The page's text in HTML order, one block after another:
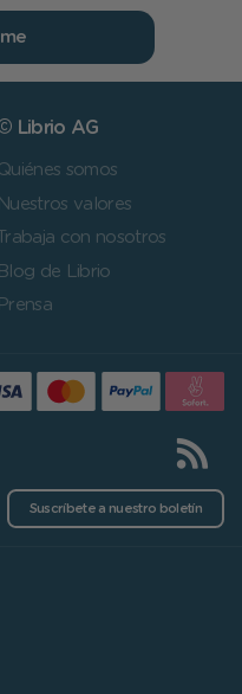
Librio AG
somos
Nuestros valores
Trabaja con nosotros
Blog de Librio
Prensa
Suscríbete a nuestro boletín